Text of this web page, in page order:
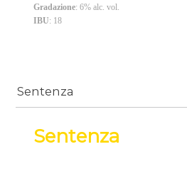
Gradazione: 6% alc. vol.
IBU: 18
Sentenza
Sentenza